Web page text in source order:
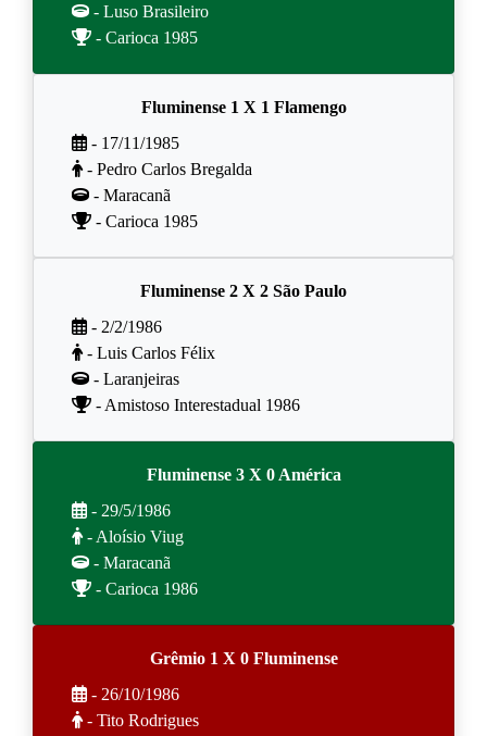
- Luso Brasileiro
- Carioca 1985
Fluminense 1 X 1 Flamengo
- 17/11/1985
- Pedro Carlos Bregalda
- Maracanã
- Carioca 1985
Fluminense 2 X 2 São Paulo
- 2/2/1986
- Luis Carlos Félix
- Laranjeiras
- Amistoso Interestadual 1986
Fluminense 3 X 0 América
- 29/5/1986
- Aloísio Viug
- Maracanã
- Carioca 1986
Grêmio 1 X 0 Fluminense
- 26/10/1986
- Tito Rodrigues